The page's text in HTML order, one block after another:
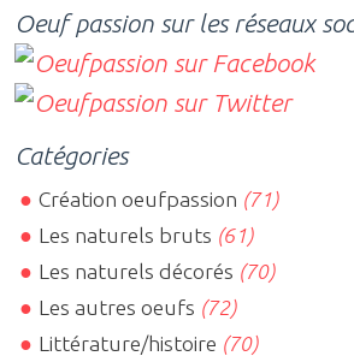
Oeuf passion sur les réseaux
Catégories
Création oeufpassion (71)
Les naturels bruts (61)
Les naturels décorés (70)
Les autres oeufs (72)
Littérature/histoire (70)